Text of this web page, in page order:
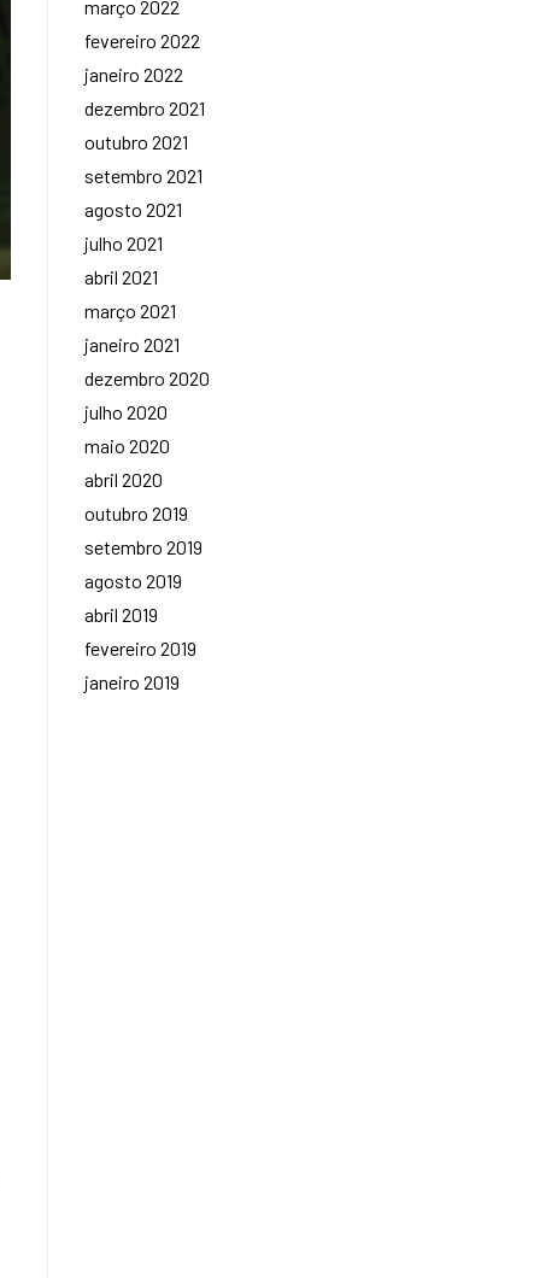
março 2022
fevereiro 2022
janeiro 2022
dezembro 2021
outubro 2021
setembro 2021
agosto 2021
julho 2021
abril 2021
março 2021
janeiro 2021
dezembro 2020
julho 2020
maio 2020
abril 2020
outubro 2019
setembro 2019
agosto 2019
abril 2019
fevereiro 2019
janeiro 2019